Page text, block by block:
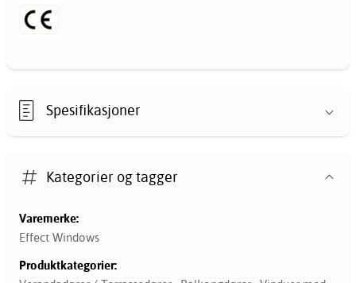
Spesifikasjoner
Kategorier og tagger
Varemerke:
Effect Windows
Produktkategorier: